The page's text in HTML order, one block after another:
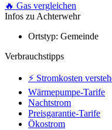
🔥 Gas vergleichen
Infos zu Achterwehr
Ortstyp: Gemeinde
Verbrauchstipps
⚡ Stromkosten
Wärmepumpe-Tarife
Nachtstrom
Preisgarantie-Tarife
Ökostrom